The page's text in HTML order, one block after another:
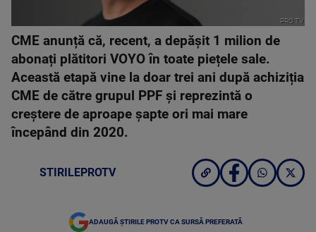
PRO TV
CME anunță că, recent, a depășit 1 milion de
abonați plătitori VOYO în toate piețele sale.
Această etapă vine la doar trei ani după achiziția
CME de către grupul PPF și reprezintă o
creștere de aproape șapte ori mai mare
începând din 2020.
STIRILEPROTV
ADAUGĂ ȘTIRILE PROTV CA SURSĂ PREFERATĂ